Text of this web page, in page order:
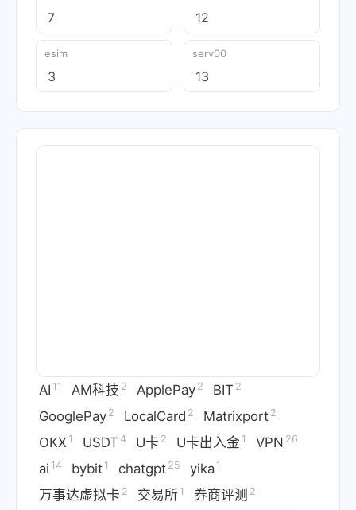
7 12
esim
3
serv00
13
AI 11 AM科技 2 ApplePay 2 BIT 2
GooglePay 2 LocalCard 2 Matrixport 2
OKX 1 USDT 4 U卡 2 U卡出入金 1 VPN 26
ai 14 bybit 1 chatgpt 25 yika 1
万事达虚拟卡 2 交易所 1 券商评测 2